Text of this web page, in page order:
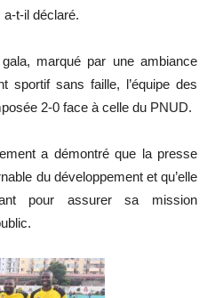
t-il déclaré.
marqué par une ambiance
sportif sans faille, l’équipe des
2-0 face à celle du PNUD.
a démontré que la presse
du développement et qu’elle
pour assurer sa mission